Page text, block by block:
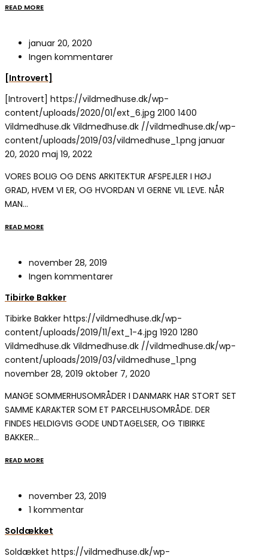
READ MORE
januar 20, 2020
Ingen kommentarer
[Introvert]
[Introvert] https://vildmedhuse.dk/wp-
content/uploads/2020/01/ext_6.jpg 2100 1400
Vildmedhuse.dk Vildmedhuse.dk //vildmedhuse.dk/wp-
content/uploads/2019/03/vildmedhuse_1.png januar
20, 2020 maj 19, 2022
VORES BOLIG OG DENS ARKITEKTUR AFSPEJLER I HØJ
GRAD, HVEM VI ER, OG HVORDAN VI GERNE VIL LEVE. NÅR
MAN…
READ MORE
november 28, 2019
Ingen kommentarer
Tibirke Bakker
Tibirke Bakker https://vildmedhuse.dk/wp-
content/uploads/2019/11/ext_1-4.jpg 1920 1280
Vildmedhuse.dk Vildmedhuse.dk //vildmedhuse.dk/wp-
content/uploads/2019/03/vildmedhuse_1.png
november 28, 2019 oktober 7, 2020
MANGE SOMMERHUSOMRÅDER I DANMARK HAR STORT SET
SAMME KARAKTER SOM ET PARCELHUSOMRÅDE. DER
FINDES HELDIGVIS GODE UNDTAGELSER, OG TIBIRKE
BAKKER…
READ MORE
november 23, 2019
1 kommentar
Soldækket
Soldækket https://vildmedhuse.dk/wp-